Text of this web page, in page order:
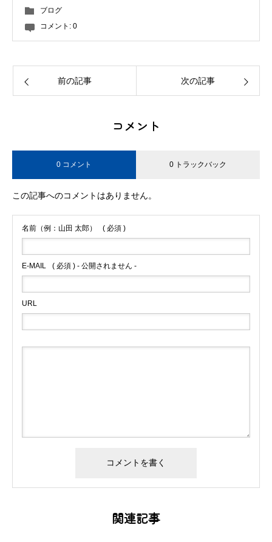
ブログ
コメント: 0
前の記事 次の記事
コメント
0 コメント 0 トラックバック
この記事へのコメントはありません。
名前（例：山田 太郎） ( 必須 )
E-MAIL ( 必須 ) - 公開されません -
URL
関連記事